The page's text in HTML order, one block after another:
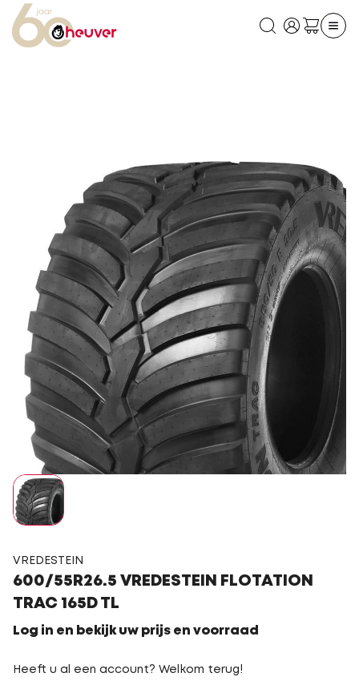
VREDESTEIN
600/55R26.5 VREDESTEIN FLOTATION
TRAC 165D TL
Log in en bekijk uw prijs en voorraad
Heeft u al een account? Welkom terug!